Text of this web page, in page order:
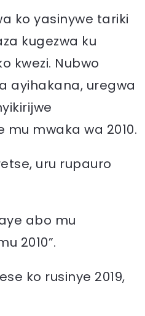
ko yasinywe tariki
kugezwa ku
kwezi. Nubwo
ayihakana, uregwa
mu mwaka wa 2010.
uru rupauro
abo mu
2010”.
ko rusinye 2019,